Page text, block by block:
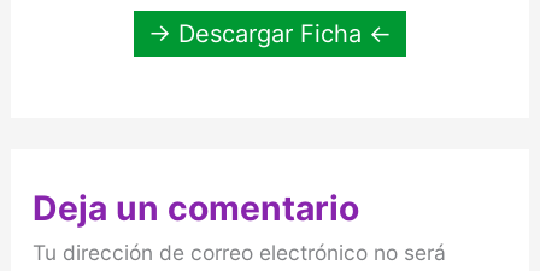
→ Descargar Ficha ←
Deja un comentario
Tu dirección de correo electrónico no será